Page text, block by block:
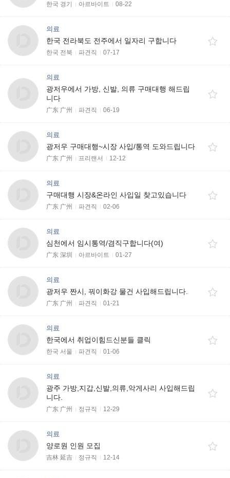
한국 경기 아르바이트 08-22
의료
한국 전라북도 전주에서 일자리 구합니다
한국 전북 파견직 07-17
의료
광저우에서 가방, 신발, 의류 구매대행 해드립
니다
广东 广州 파견직 06-19
의료
광저우 구매대행~시장 사입/통역 도와드립니다
广东 广州 프리랜서 12-12
의료
구매대행 시장&온라인 사입일 찾고있습니다
广东 广州 파견직 02-06
의료
심천에서 임시통역/겸직구합니다(여)
广东 深圳 아르바이트 01-27
의료
광저우 짠시, 꿔이화강 물건 사입해드립니다.
广东 广州 파견직 01-21
의료
한국에서 취업이힘드신분들 클릭
한국 서울 파견직 01-06
의료
광주 가방,지갑,신발,의류,악게사리 사입해드립
니다.
广东 广州 정규직 12-29
의료
양로원 인원 모집
吉林 延吉 정규직 12-14